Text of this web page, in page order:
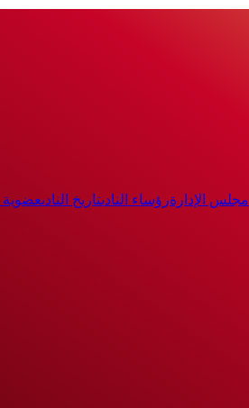
مجلس الإدارةرؤساء النادىتاريخ النادىعضوية